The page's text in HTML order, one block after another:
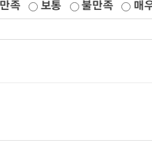
만족 보통 불만족 매